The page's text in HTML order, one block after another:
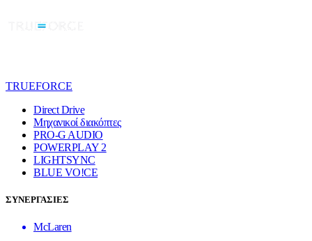
TRUEFORCE
Direct Drive
Μηχανικοί διακόπτες
PRO-G AUDIO
POWERPLAY 2
LIGHTSYNC
BLUE VO!CE
ΣΥΝΕΡΓΑΣΙΕΣ
McLaren